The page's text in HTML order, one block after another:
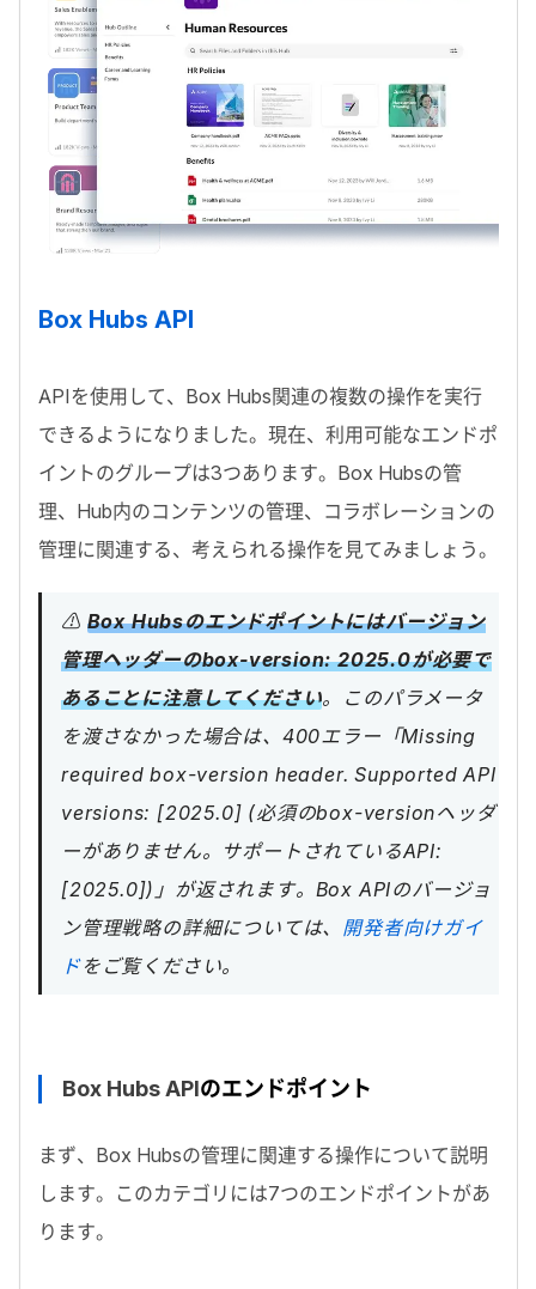
Box Hubs API
APIを使用して、 Box Hubs関連の複数の操作を実行
できるようになりました。現在、利用可能なエンドポ
イントのグループは3つあります。 Box Hubsの管
理、 Hub内のコンテンツの管理、コラボレーションの
管理に関連する、考えられる操作を見てみましょう。
⚠️ Box Hubsのエンドポイントにはバージョン
管理ヘッダーのbox-version: 2025.0が必要で
あることに注意してください。このパラメータ
を渡さなかった場合は、400エラー「Missing
required box-version header. Supported API
versions: [2025.0] (必須のbox-versionヘッダ
ーがありません。サポートされているAPI:
[2025.0])」が返されます。Box APIのバージョ
ン管理戦略の詳細については、 開発者向けガイ
ドをご覧ください。
Box Hubs APIのエンドポイント
まず、 Box Hubsの管理に関連する操作について説明
します。このカテゴリには7つのエンドポイントがあ
ります。